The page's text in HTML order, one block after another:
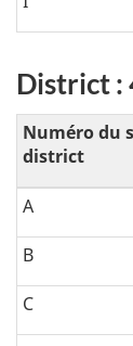
District :
Numéro du
district
A
B
C